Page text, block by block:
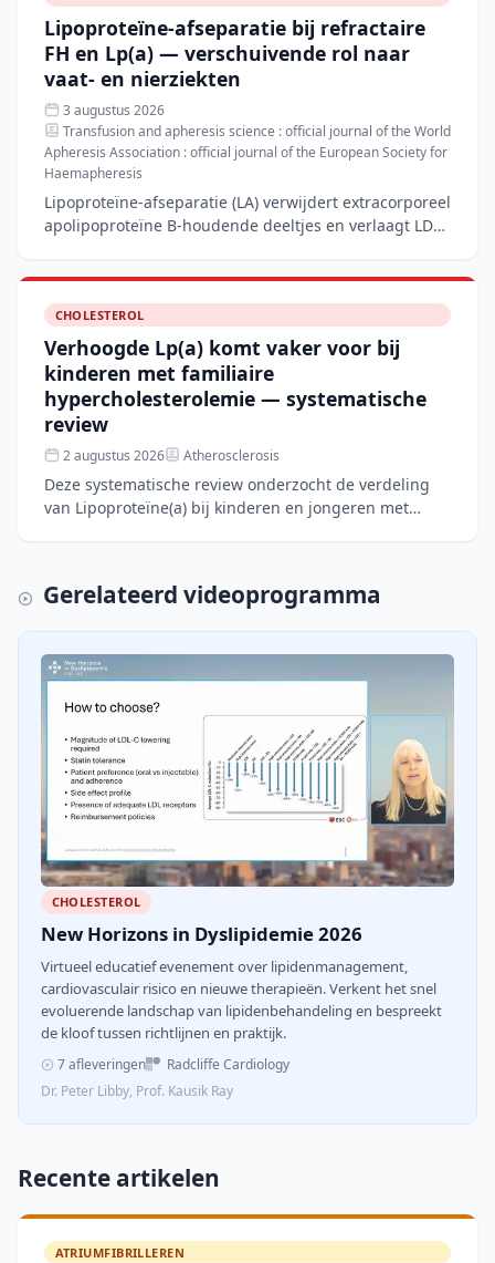
Lipoproteïne-afseparatie bij refractaire
FH en Lp(a) — verschuivende rol naar
vaat- en nierziekten
3 augustus 2026
Transfusion and apheresis science : official journal of the World
Apheresis Association : official journal of the European Society for
Haemapheresis
Lipoproteïne-afseparatie (LA) verwijdert extracorporeel
apolipoproteïne B-houdende deeltjes en verlaagt LDL-
CHOLESTEROL
Verhoogde Lp(a) komt vaker voor bij
kinderen met familiaire
hypercholesterolemie — systematische
review
2 augustus 2026 Atherosclerosis
Deze systematische review onderzocht de verdeling
van Lipoproteïne(a) bij kinderen en jongeren met
Gerelateerd videoprogramma
CHOLESTEROL
New Horizons in Dyslipidemie 2026
Virtueel educatief evenement over lipidenmanagement,
cardiovasculair risico en nieuwe therapieën. Verkent het snel
evoluerende landschap van lipidenbehandeling en bespreekt
de kloof tussen richtlijnen en praktijk.
7 afleveringen
Radcliffe Cardiology
Dr. Peter Libby, Prof. Kausik Ray
Recente artikelen
ATRIUMFIBRILLEREN